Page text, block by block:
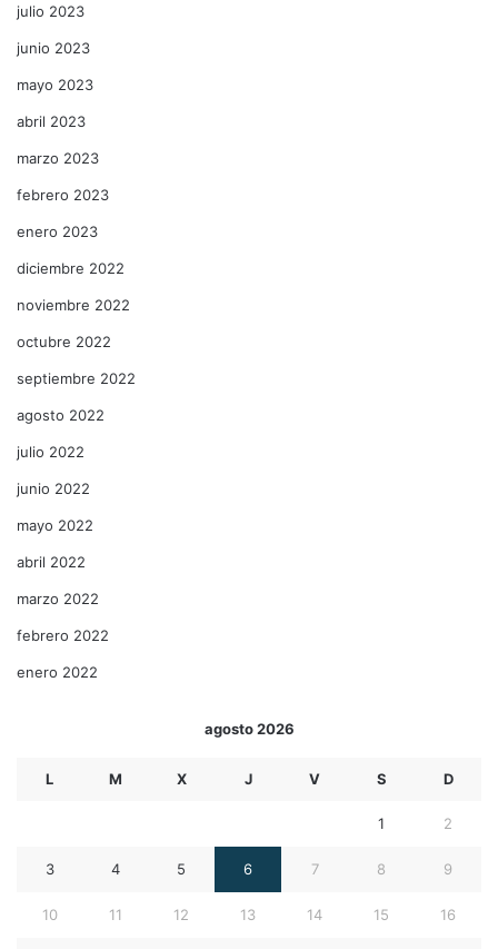
julio 2023
junio 2023
mayo 2023
abril 2023
marzo 2023
febrero 2023
enero 2023
diciembre 2022
noviembre 2022
octubre 2022
septiembre 2022
agosto 2022
julio 2022
junio 2022
mayo 2022
abril 2022
marzo 2022
febrero 2022
enero 2022
agosto 2026
L M X J V S D
1 2
3 4 5 6 7 8 9
10 11 12 13 14 15 16